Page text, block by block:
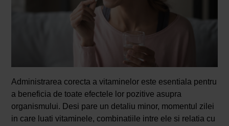
Administrarea corecta a vitaminelor este esentiala pentru
a beneficia de toate efectele lor pozitive asupra
organismului. Desi pare un detaliu minor, momentul zilei
in care luati vitaminele, combinatiile intre ele si relatia cu